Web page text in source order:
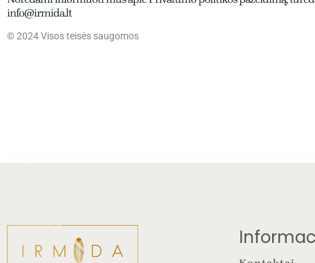
info@irmida.lt
© 2024 Visos teisės saugomos